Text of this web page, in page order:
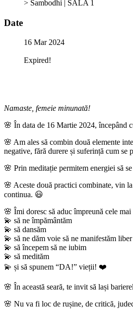
> Sambodhi | SALA 1
Date
16 Mar 2024
Expired!
Namaste, femeie minunată!
🌸 În data de 16 Martie 2024, începând
🌸 Am ales să combin două elemente
negative, fără durere și suferință cum
🌸 Prin meditație permitem energiei să
🌸 Aceste două practici combinate, vin
continua. 😃
🌸 Îmi doresc să aduc împreună cele
💫 să ne împământăm
💫 să dansăm
💫 să ne dăm voie să ne manifestăm liber
💫 să începem să ne iubim
💫 să medităm
💫 și să spunem “DA!” vieții! ❤️
🌸 În această seară, te invit să lași
🌸 Nu va fi loc de rușine, de critică,